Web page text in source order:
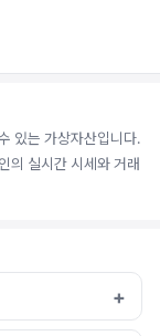
있는 가상자산입니다.
의 실시간 시세와 거래